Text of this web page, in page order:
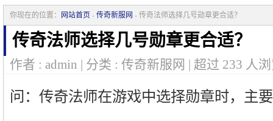
你现在的位置： 网站首页 - 传奇新服网 - 传奇法师选择几号勋章更合适？
传奇法师选择几号勋章更合适？
作者 : admin | 分类 : 传奇新服网 | 超过 233 人
问：传奇法师在游戏中选择勋章时，主